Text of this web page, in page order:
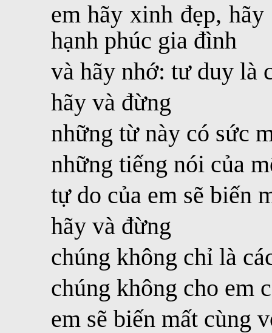
em hãy xinh đẹp,
hạnh phúc gia đình
và hãy nhớ: tư duy là
hãy và đừng
những từ này có sức
những tiếng nói của
tự do của em sẽ biến
hãy và đừng
chúng không chỉ là
chúng không cho em
em sẽ biến mất cùng